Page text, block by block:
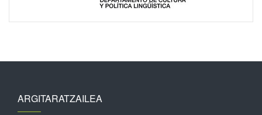
ARGITARATZAILEA